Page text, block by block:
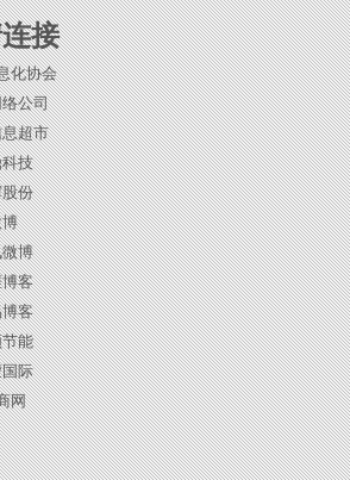
接
化协会
公司
超市
技
份
博
客
客
能
际
网